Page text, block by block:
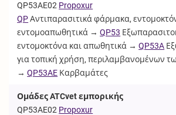
QP53AE02 Propoxur
QPΑντιπαρασιτικά φάρμακα,
εντομοαπωθητικά →QP53
εντομοκτόνα και απωθητικά →QP53A
για τοπική χρήση, περιλαμβανομένων
→QP53AE Καρβαμάτες
Ομάδες ATCvet εμπορικής
QP53AE02 Propoxur